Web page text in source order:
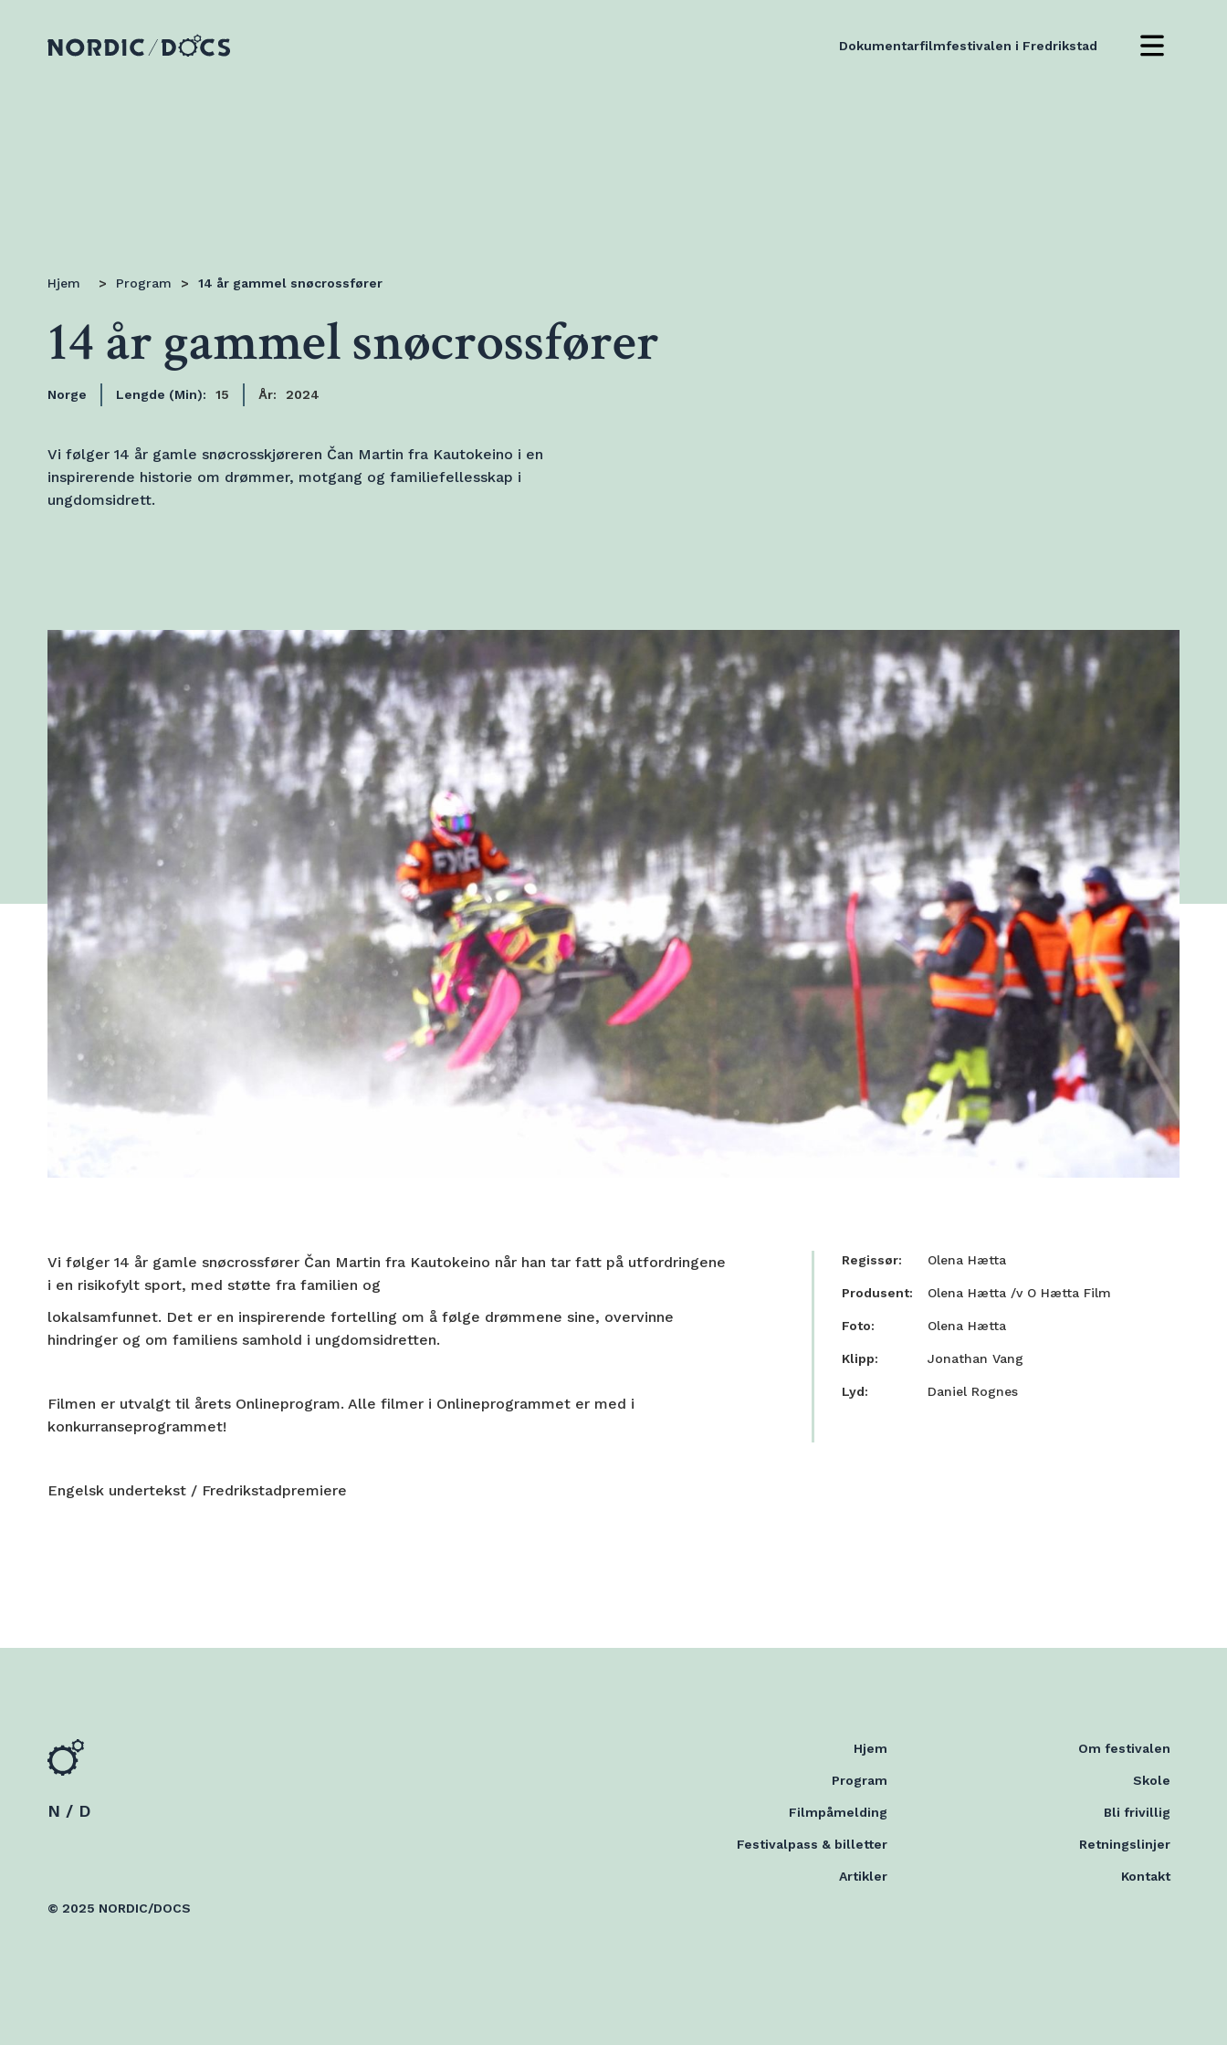
Dokumentarfilmfestivalen i Fredrikstad
Hjem > Program > 14 år gammel snøcrossfører
14 år gammel snøcrossfører
Norge Lengde (Min): 15 År: 2024
Vi følger 14 år gamle snøcrosskjøreren Čan Martin fra Kautokeino i en
inspirerende historie om drømmer, motgang og familiefellesskap i
ungdomsidrett.
Vi følger 14 år gamle snøcrossfører Čan Martin fra Kautokeino når han tar fatt på utfordringene
i en risikofylt sport, med støtte fra familien og
lokalsamfunnet. Det er en inspirerende fortelling om å følge drømmene sine, overvinne
hindringer og om familiens samhold i ungdomsidretten.
Filmen er utvalgt til årets Onlineprogram. Alle filmer i Onlineprogrammet er med i
konkurranseprogrammet!
Engelsk undertekst / Fredrikstadpremiere
Regissør: Olena Hætta
Produsent: Olena Hætta /v O Hætta Film
Foto: Olena Hætta
Klipp: Jonathan Vang
Lyd: Daniel Rognes
N / D
Hjem
Program
Filmpåmelding
Festivalpass & billetter
Artikler
Om festivalen
Skole
Bli frivillig
Retningslinjer
Kontakt
© 2025 NORDIC/DOCS